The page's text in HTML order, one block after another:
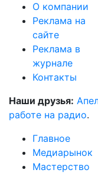
О компании
Реклама на
сайте
Реклама в
журнале
Контакты
Наши друзья:
работе на радио.
Главное
Медиарынок
Мастерство